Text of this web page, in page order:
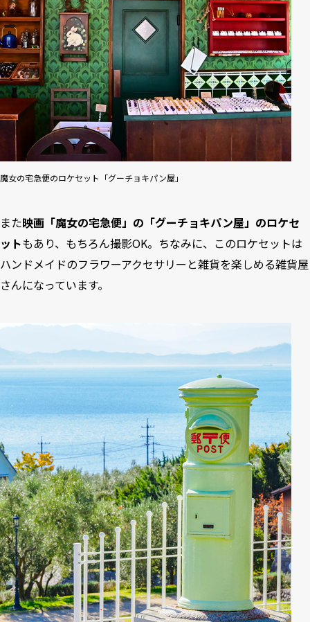
魔女の宅急便のロケセット「グーチョキパン屋」
また映画「魔女の宅急便」の「グーチョキパン屋」のロケセ
ットもあり、もちろん撮影OK。ちなみに、このロケセットは
ハンドメイドのフラワーアクセサリーと雑貨を楽しめる雑貨屋
さんになっています。